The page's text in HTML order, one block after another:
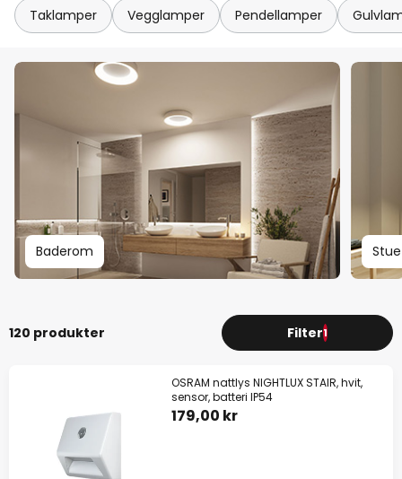
Taklamper Vegglamper Pendellamper
Baderom Stue
120 produkter Filter1
OSRAM nattlys NIGHTLUX STAIR, hvit,
sensor, batteri IP54
179,00 kr